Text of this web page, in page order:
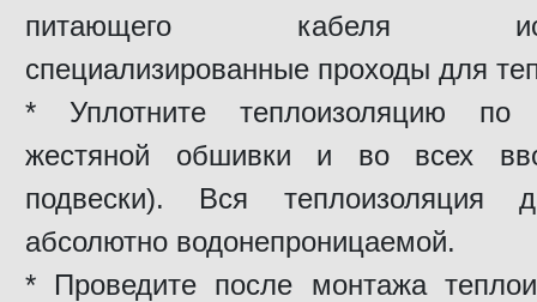
питающего кабеля
специализированные проходы для
* Уплотните теплоизоляцию
жестяной обшивки и во всех
подвески). Вся теплоизоляция
абсолютно водонепроницаемой.
* Проведите после монтажа